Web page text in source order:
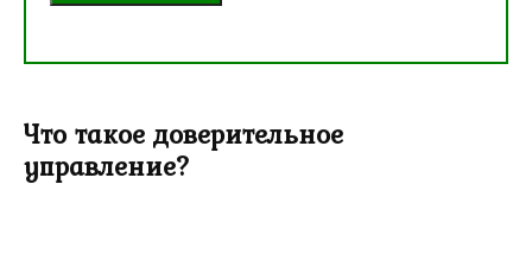
Что такое доверительное
управление?